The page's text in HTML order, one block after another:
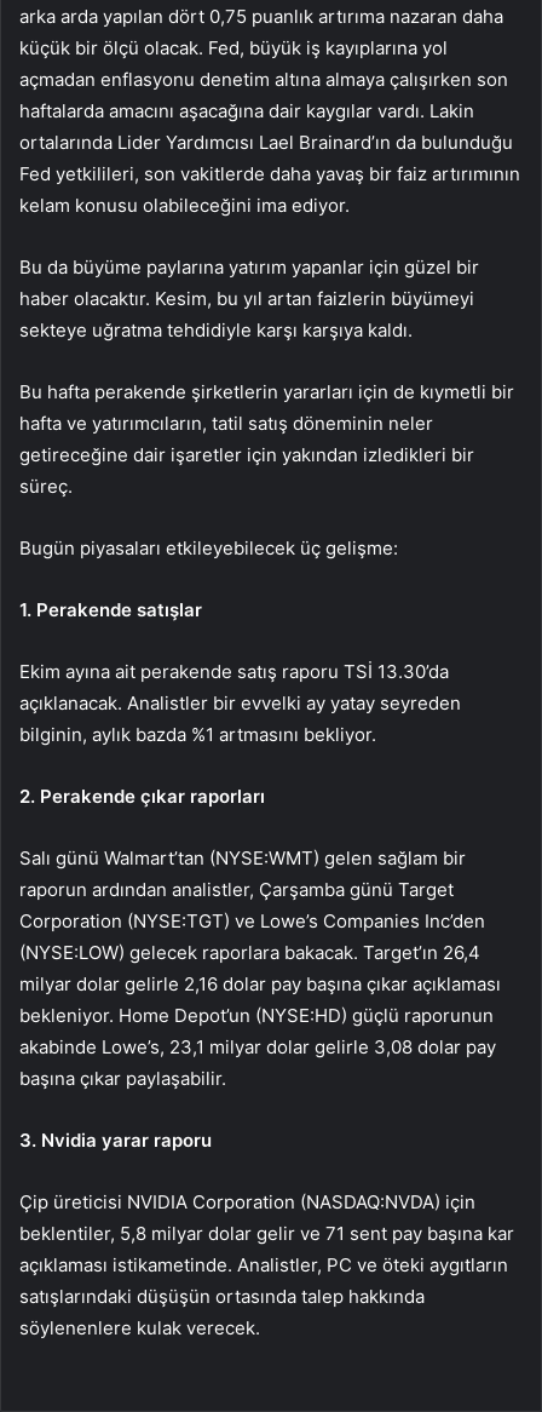
arka arda yapılan dört 0,75 puanlık artırıma nazaran daha
küçük bir ölçü olacak. Fed, büyük iş kayıplarına yol
açmadan enflasyonu denetim altına almaya çalışırken son
haftalarda amacını aşacağına dair kaygılar vardı. Lakin
ortalarında Lider Yardımcısı Lael Brainard’ın da bulunduğu
Fed yetkilileri, son vakitlerde daha yavaş bir faiz artırımının
kelam konusu olabileceğini ima ediyor.
Bu da büyüme paylarına yatırım yapanlar için güzel bir
haber olacaktır. Kesim, bu yıl artan faizlerin büyümeyi
sekteye uğratma tehdidiyle karşı karşıya kaldı.
Bu hafta perakende şirketlerin yararları için de kıymetli bir
hafta ve yatırımcıların, tatil satış döneminin neler
getireceğine dair işaretler için yakından izledikleri bir
süreç.
Bugün piyasaları etkileyebilecek üç gelişme:
1. Perakende satışlar
Ekim ayına ait perakende satış raporu TSİ 13.30’da
açıklanacak. Analistler bir evvelki ay yatay seyreden
bilginin, aylık bazda %1 artmasını bekliyor.
2. Perakende çıkar raporları
Salı günü Walmart’tan (NYSE:WMT) gelen sağlam bir
raporun ardından analistler, Çarşamba günü Target
Corporation (NYSE:TGT) ve Lowe’s Companies Inc’den
(NYSE:LOW) gelecek raporlara bakacak. Target’ın 26,4
milyar dolar gelirle 2,16 dolar pay başına çıkar açıklaması
bekleniyor. Home Depot’un (NYSE:HD) güçlü raporunun
akabinde Lowe’s, 23,1 milyar dolar gelirle 3,08 dolar pay
başına çıkar paylaşabilir.
3. Nvidia yarar raporu
Çip üreticisi NVIDIA Corporation (NASDAQ:NVDA) için
beklentiler, 5,8 milyar dolar gelir ve 71 sent pay başına kar
açıklaması istikametinde. Analistler, PC ve öteki aygıtların
satışlarındaki düşüşün ortasında talep hakkında
söylenenlere kulak verecek.